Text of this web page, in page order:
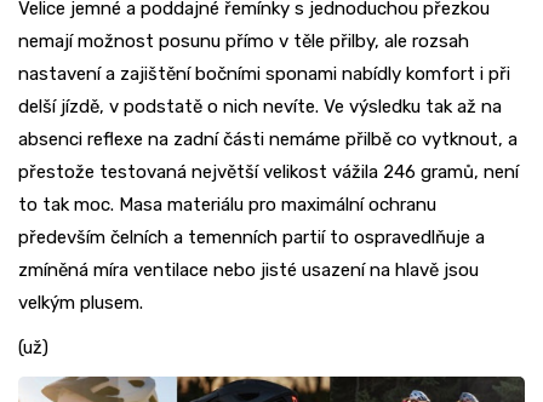
Velice jemné a poddajné řemínky s jednoduchou přezkou
nemají možnost posunu přímo v těle přilby, ale rozsah
nastavení a zajištění bočními sponami nabídly komfort i při
delší jízdě, v podstatě o nich nevíte. Ve výsledku tak až na
absenci reflexe na zadní části nemáme přilbě co vytknout, a
přestože testovaná největší velikost vážila 246 gramů, není
to tak moc. Masa materiálu pro maximální ochranu
především čelních a temenních partií to ospravedlňuje a
zmíněná míra ventilace nebo jisté usazení na hlavě jsou
velkým plusem.
(už)